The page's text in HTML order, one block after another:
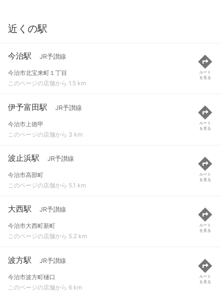
近くの駅
今治駅 JR予讃線
今治市北宝来町１丁目
このページの店舗から 1.5 km
ルート
を見る
伊予富田駅 JR予讃線
今治市上徳甲
このページの店舗から 3 km
ルート
を見る
波止浜駅 JR予讃線
今治市高部町
このページの店舗から 5.1 km
ルート
を見る
大西駅 JR予讃線
今治市大西町新町
このページの店舗から 5.2 km
ルート
を見る
波方駅 JR予讃線
今治市波方町樋口
このページの店舗から 6 km
ルート
を見る